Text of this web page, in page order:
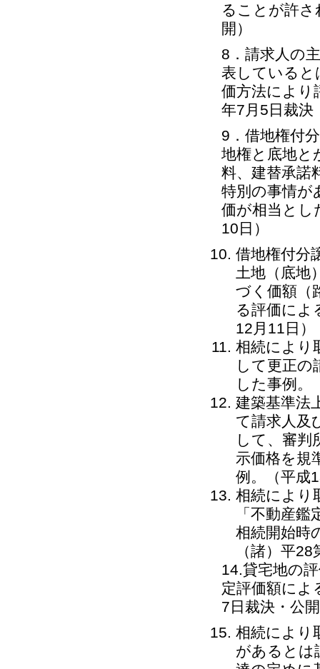
ることが許さ
開）
8．請求人の
表していると
価方法により
年7月5日裁決
9．借地権付
地権と底地と
料、建替承諾
特別の事情が
価が相当とし
10日）
借地権付分
土地（底地
づく価額（
る評価によ
12月11日）
相続により
して更正の
した事例
建築基準法
て請求人及
して、審判
示価格を規
例。（平成
相続により
「不動産
相続開始時
（諸）平
14.貸宅地の
定評価額によ
7日裁決・公
相続により
があるとは